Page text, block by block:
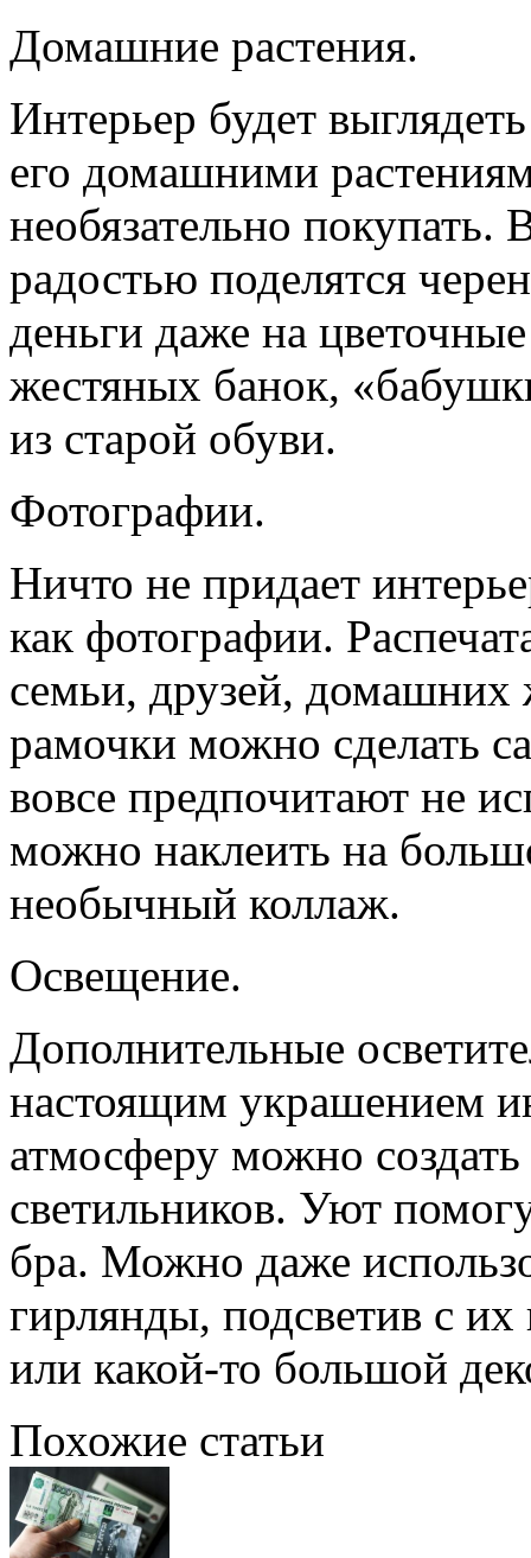
Домашние растения.
Интерьер будет
его домашними
необязательно
радостью поделятся
деньги даже на
жестяных банок,
из старой обуви.
Фотографии.
Ничто не придает
как фотографии.
семьи, друзей,
рамочки можно сделать
вовсе предпочитают не
можно наклеить на
необычный коллаж.
Освещение.
Дополнительные
настоящим украшением
атмосферу можно
светильников. Уют
бра. Можно даже
гирлянды, подсветив с
или какой-то большой
Похожие статьи